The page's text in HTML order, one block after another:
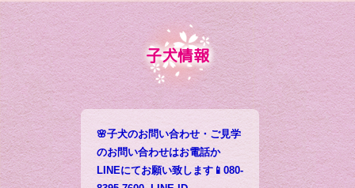
子犬情報
🌸子犬のお問い合わせ・ご見学
のお問い合わせはお電話か
LINEにてお願い致します📱080-